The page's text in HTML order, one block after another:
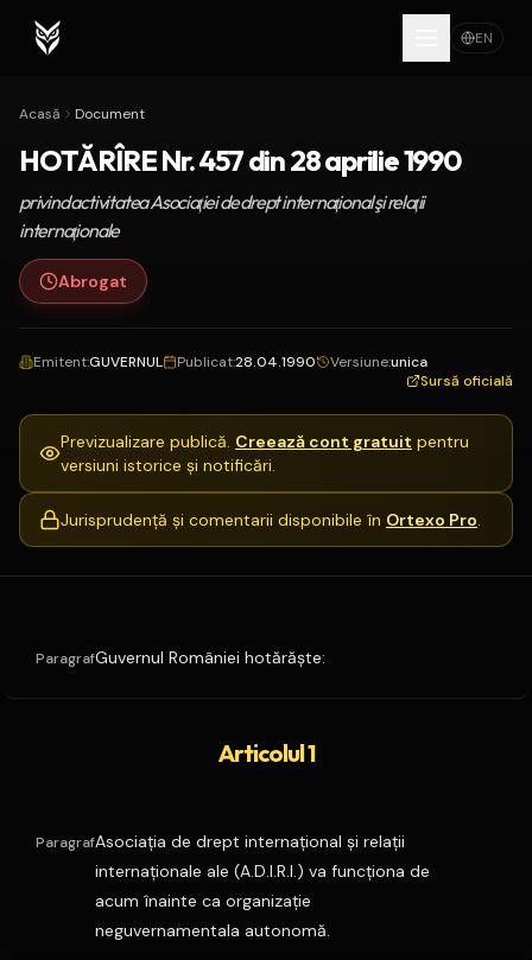
EN
Acasă Document
HOTĂRÎRE Nr. 457 din 28 aprilie 1990
privind activitatea Asociaţiei de drept internaţional şi relaţii
internaţionale
Abrogat
Emitent:GUVERNUL Publicat:28.04.1990 Versiune:unica
Sursă oficială
Previzualizare publică. Creează cont gratuit pentru
versiuni istorice și notificări.
Jurisprudență și comentarii disponibile în Ortexo Pro.
ParagrafGuvernul României hotărăşte:
Articolul 1
ParagrafAsociaţia de drept internaţional şi relaţii
internaţionale ale (A.D.I.R.I.) va funcţiona de
acum înainte ca organizaţie
neguvernamentala autonomă.